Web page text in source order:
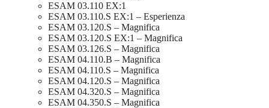
ESAM 03.110 EX:1
ESAM 03.110.S EX:1 – Esperienza
ESAM 03.120.S – Magnifica
ESAM 03.120.S EX:1 – Magnifica
ESAM 03.126.S – Magnifica
ESAM 04.110.B – Magnifica
ESAM 04.110.S – Magnifica
ESAM 04.120.S – Magnifica
ESAM 04.320.S – Magnifica
ESAM 04.350.S – Magnifica